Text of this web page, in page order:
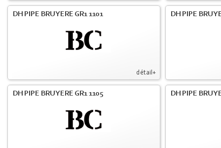
détail+
DH PIPE BRUYERE GR1 1101 DH PIPE
DH PIPE BRUYERE GR1 1105 DH PIPE